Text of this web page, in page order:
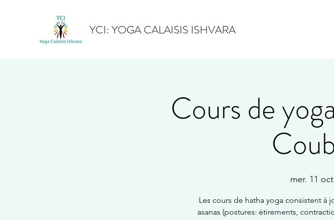
YCI: YOGA CALAISIS ISHVARA
Cours de
mer. 11
Les cours de hatha yoga consistent à
asanas (postures: étirements,